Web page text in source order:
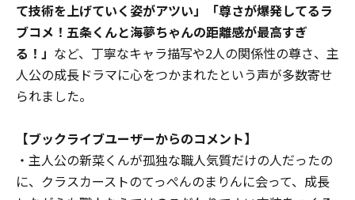
て技術を上げていく姿がアツい」「尊さが爆発してるラ
ブコメ！五条くんと海夢ちゃんの距離感が最高すぎ
る！」 など、丁寧なキャラ描写や2人の関係性の尊さ、主
人公の成長ドラマに心をつかまれたという声が多数寄せ
られました。
【ブックライブユーザーからのコメント】
・主人公の新菜くんが孤独な職人気質だけの人だったの
に、クラスカーストのてっぺんのまりんに会って、成長